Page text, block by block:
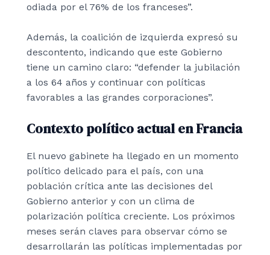
odiada por el 76% de los franceses”.
Además, la coalición de izquierda expresó su
descontento, indicando que este Gobierno
tiene un camino claro: “defender la jubilación
a los 64 años y continuar con políticas
favorables a las grandes corporaciones”.
Contexto político actual en Francia
El nuevo gabinete ha llegado en un momento
político delicado para el país, con una
población crítica ante las decisiones del
Gobierno anterior y con un clima de
polarización política creciente. Los próximos
meses serán claves para observar cómo se
desarrollarán las políticas implementadas por